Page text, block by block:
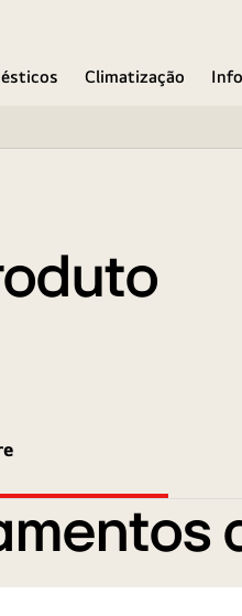
Climatização